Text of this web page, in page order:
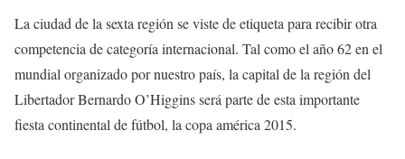
La ciudad de la sexta región se viste de etiqueta para recibir otra
competencia de categoría internacional. Tal como el año 62 en el
mundial organizado por nuestro país, la capital de la región del
Libertador Bernardo O’Higgins será parte de esta importante
fiesta continental de fútbol, la copa américa 2015.